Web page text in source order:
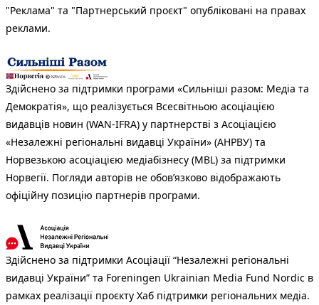
"Реклама" та "Партнерський проєкт" опубліковані на правах
реклами.
Здійснено за підтримки програми «Сильніші разом: Медіа та
Демократія», що реалізується Всесвітньою асоціацією
видавців новин (WAN-IFRA) у партнерстві з Асоціацією
«Незалежні регіональні видавці України» (АНРВУ) та
Норвезькою асоціацією медіабізнесу (MBL) за підтримки
Норвегії. Погляди авторів не обов’язково відображають
офіційну позицію партнерів програми.
Здійснено за підтримки Асоціації “Незалежні регіональні
видавці України” та Foreningen Ukrainian Media Fund Nordic в
рамках реалізації проєкту Хаб підтримки регіональних медіа.